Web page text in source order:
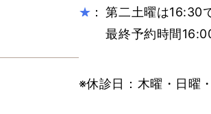
★： 第二土曜は16:30
最終予約時間
※休診日：木曜・日曜